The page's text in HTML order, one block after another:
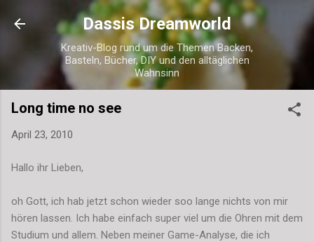
Direkt zum Hauptbereich
Dassis Dreamworld
Kreativ-Blog rund um die Themen Backen,
Basteln, Bücher, DIY und den alltäglichen
Wahnsinn
Long time no see
April 23, 2010
Hallo ihr Lieben,
oh Gott, ich hab jetzt schon wieder soo lange nichts von mir
hören lassen. Ich habe einfach super viel um die Ohren mit dem
Studium und allem. Neben meiner Game-Analyse, die ich